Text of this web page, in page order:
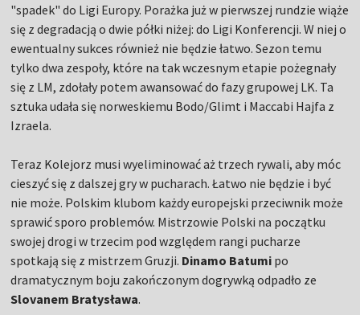
"spadek" do Ligi Europy. Porażka już w pierwszej rundzie wiąże
się z degradacją o dwie półki niżej: do Ligi Konferencji. W niej o
ewentualny sukces również nie będzie łatwo. Sezon temu
tylko dwa zespoły, które na tak wczesnym etapie pożegnały
się z LM, zdołały potem awansować do fazy grupowej LK. Ta
sztuka udała się norweskiemu Bodo/Glimt i Maccabi Hajfa z
Izraela.
Teraz Kolejorz musi wyeliminować aż trzech rywali, aby móc
cieszyć się z dalszej gry w pucharach. Łatwo nie będzie i być
nie może. Polskim klubom każdy europejski przeciwnik może
sprawić sporo problemów. Mistrzowie Polski na początku
swojej drogi w trzecim pod względem rangi pucharze
spotkają się z mistrzem Gruzji. Dinamo Batumi po
dramatycznym boju zakończonym dogrywką odpadło ze
Slovanem Bratysława.